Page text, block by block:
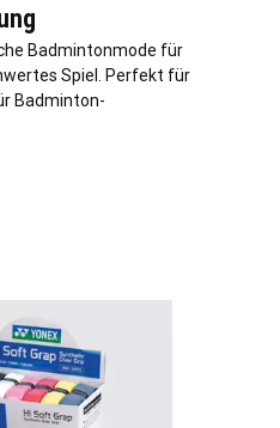
Badmintonmode für
Spiel. Perfekt für
Badminton-